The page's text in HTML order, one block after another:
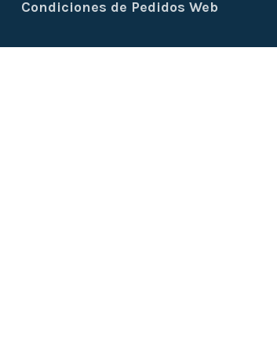
Condiciones de Pedidos Web